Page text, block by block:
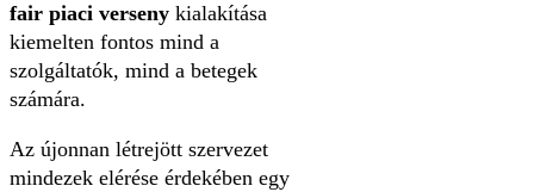
fair piaci verseny kialakítása
kiemelten fontos mind a
szolgáltatók, mind a betegek
számára.
Az újonnan létrejött szervezet
mindezek elérése érdekében egy